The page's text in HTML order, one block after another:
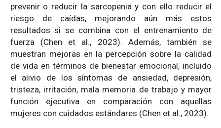
prevenir o reducir la sarcopenia y con ello reducir el
riesgo de caídas, mejorando aún más estos
resultados si se combina con el entrenamiento de
fuerza (Chen et al., 2023). Además, también se
muestran mejoras en la percepción sobre la calidad
de vida en términos de bienestar emocional, incluido
el alivio de los síntomas de ansiedad, depresión,
tristeza, irritación, mala memoria de trabajo y mayor
función ejecutiva en comparación con aquellas
mujeres con cuidados estándares (Chen et al., 2023).